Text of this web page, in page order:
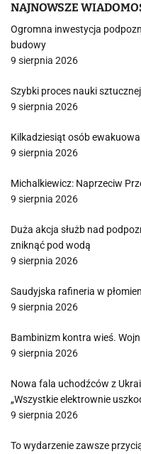
NAJNOWSZE
Ogromna inwestycja
budowy
9 sierpnia 2026
Szybki proces nauki
9 sierpnia 2026
Kilkadziesiąt osób
9 sierpnia 2026
Michalkiewicz: Naprzeciw
9 sierpnia 2026
Duża akcja służb nad
zniknąć pod wodą
9 sierpnia 2026
Saudyjska rafineria w
9 sierpnia 2026
Bambinizm kontra wieś.
9 sierpnia 2026
Nowa fala uchodźców z
„Wszystkie elektrownie
9 sierpnia 2026
To wydarzenie zawsze